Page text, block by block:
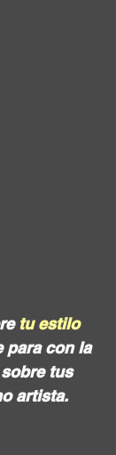
tu estilo
para con la
tus
artista.